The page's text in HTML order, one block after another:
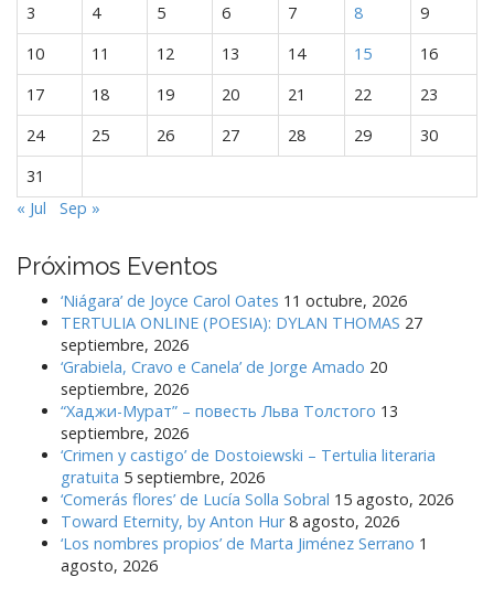
3
4 5 6 7 8
9
10
11 12 13 14 15
16
17
18 19 20 21 22
23
24
25 26 27 28 29
30
31
« Jul
Sep »
Próximos Eventos
‘Niágara’ de Joyce Carol Oates 11 octubre, 2026
TERTULIA ONLINE (POESIA): DYLAN THOMAS 27
septiembre, 2026
‘Grabiela, Cravo e Canela’ de Jorge Amado 20
septiembre, 2026
“Хаджи-Мурат” – повесть Льва Толстого 13
septiembre, 2026
‘Crimen y castigo’ de Dostoiewski – Tertulia literaria
gratuita 5 septiembre, 2026
‘Comerás flores’ de Lucía Solla Sobral 15 agosto, 2026
Toward Eternity, by Anton Hur 8 agosto, 2026
‘Los nombres propios’ de Marta Jiménez Serrano 1
agosto, 2026